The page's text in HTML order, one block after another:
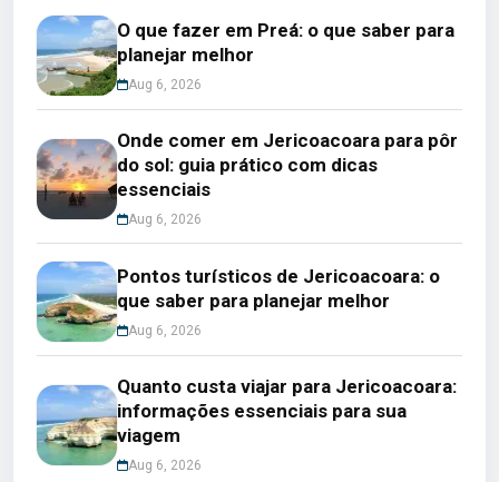
O que fazer em Preá: o que saber para
planejar melhor
Aug 6, 2026
Onde comer em Jericoacoara para pôr
do sol: guia prático com dicas
essenciais
Aug 6, 2026
Pontos turísticos de Jericoacoara: o
que saber para planejar melhor
Aug 6, 2026
Quanto custa viajar para Jericoacoara:
informações essenciais para sua
viagem
Aug 6, 2026